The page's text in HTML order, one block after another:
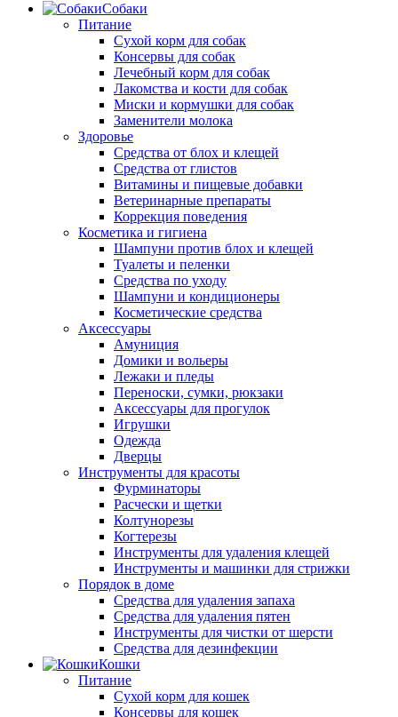
Собаки
Питание
Сухой корм для собак
Консервы для собак
Лечебный корм для собак
Лакомства и кости для собак
Миски и кормушки для собак
Заменители молока
Здоровье
Средства от блох и клещей
Средства от глистов
Витамины и пищевые добавки
Ветеринарные препараты
Коррекция поведения
Косметика и гигиена
Шампуни против блох и клещей
Туалеты и пеленки
Средства по уходу
Шампуни и кондиционеры
Косметические средства
Аксессуары
Амуниция
Домики и вольеры
Лежаки и пледы
Переноски, сумки, рюкзаки
Аксессуары для прогулок
Игрушки
Одежда
Дверцы
Инструменты для красоты
Фурминаторы
Расчески и щетки
Колтунорезы
Когтерезы
Инструменты для удаления клещей
Инструменты и машинки для стрижки
Порядок в доме
Средства для удаления запаха
Средства для удаления пятен
Инструменты для чистки от шерсти
Средства для дезинфекции
Кошки
Питание
Сухой корм для кошек
Консервы для кошек